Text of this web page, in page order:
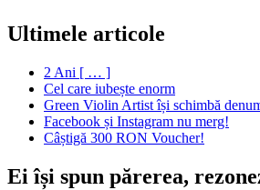
Ultimele articole
2 Ani [ … ]
Cel care iubește enorm
Green Violin Artist își schimbă
Facebook și Instagram nu merg!
Câștigă 300 RON Voucher!
Ei își spun părerea,